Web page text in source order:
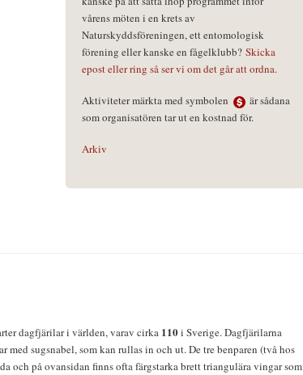
vårens möten i en krets av
Naturskyddsföreningen, ett entomologisk
förening eller kanske en fågelklubb? Skicka
epost eller ring så ser vi om det går att ordna.
Aktiviteter märkta med symbolen
är sådana
som organisatören tar ut en kostnad för.
Arkiv
dagfjärilar i världen, varav cirka 110i Sverige. Dagfjärilarna
sugsnabel, som kan rullas in och ut. De tre benparen (två hos
och på ovansidan finns ofta färgstarka brett triangulära vingar som